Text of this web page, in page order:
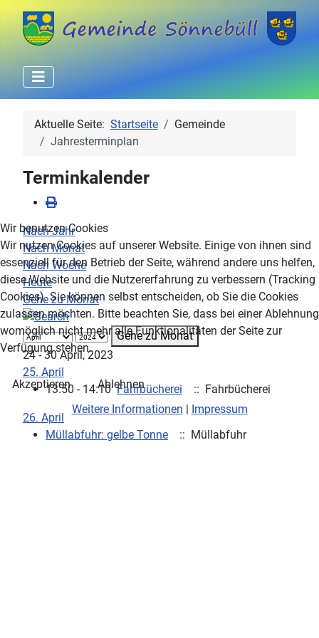
Aktuelle Seite: Startseite
Gemeinde
Jahresterminplan
Terminkalender
Nach Jahr
Nach Monat
Nach Woche
Heute
Gehe zu Monat
Gehe zu Monat
24 - 30 April, 2023
25. April
13:50 - 14:10Fahrbücherei :: Fahrbücherei
26. April
Müllabfuhr: gelbe Tonne
:: Müllabfuhr
Wir benutzen Cookies
Wir nutzen Cookies auf unserer Website. Einige von ihnen sind
essenziell für den Betrieb der Seite, während andere uns helfen,
diese Website und die Nutzererfahrung zu verbessern (Tracking
Cookies). Sie können selbst entscheiden, ob Sie die Cookies
zulassen möchten. Bitte beachten Sie, dass bei einer Ablehnung
womöglich nicht mehr alle Funktionalitäten der Seite zur
Verfügung stehen.
Akzeptieren
Ablehnen
Weitere Informationen | Impressum